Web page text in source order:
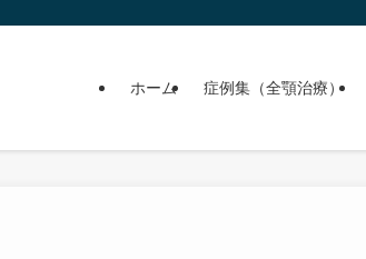
ホーム 症例集（全顎治療）